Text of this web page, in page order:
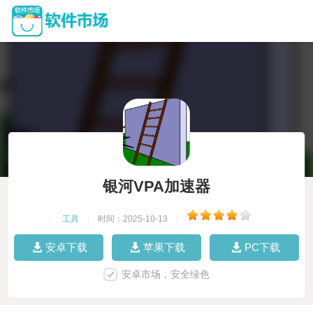
银河VPA加速器
工具 时间：2025-10-13
安卓下载 苹果下载 PC下载
安卓市场，安全绿色